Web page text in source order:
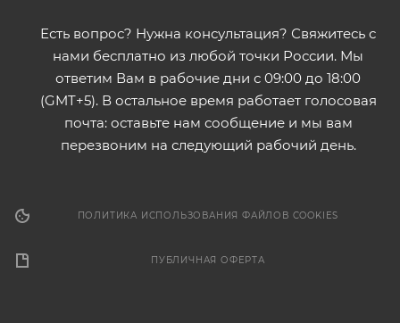
Есть вопрос? Нужна консультация? Свяжитесь с
нами бесплатно из любой точки России. Мы
ответим Вам в рабочие дни с 09:00 до 18:00
(GMT+5). В остальное время работает голосовая
почта: оставьте нам сообщение и мы вам
перезвоним на следующий рабочий день.
ПОЛИТИКА ИСПОЛЬЗОВАНИЯ ФАЙЛОВ COOKIES
ПУБЛИЧНАЯ ОФЕРТА